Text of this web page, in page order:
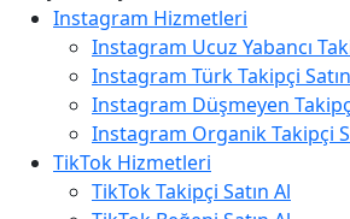
Instagram Hizmetleri
Instagram Ucuz Yabancı
Instagram Türk Takipçi
Instagram Düşmeyen
Instagram Organik Takipçi
TikTok Hizmetleri
TikTok Takipçi Satın Al